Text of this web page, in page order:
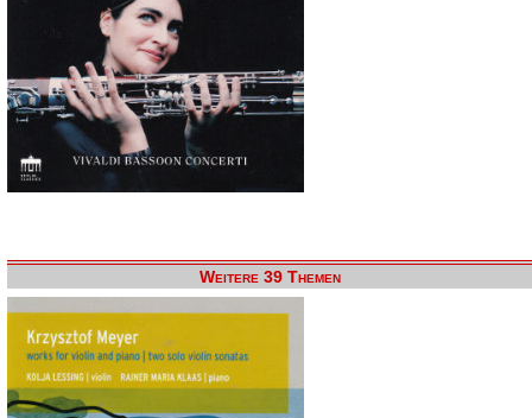
Weitere 39 Themen